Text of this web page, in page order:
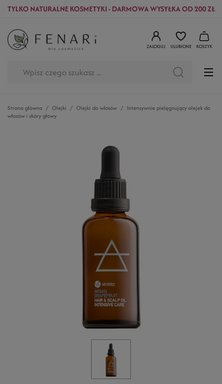
TYLKO NATURALNE KOSMETYKI - DARMOWA WYSYŁKA OD 200 ZŁ
ZALOGUJ ULUBIONE KOSZYK
Strona główna Olejki Olejki do włosów
Intensywnie pielęgnujący olejek do
włosów i skóry głowy